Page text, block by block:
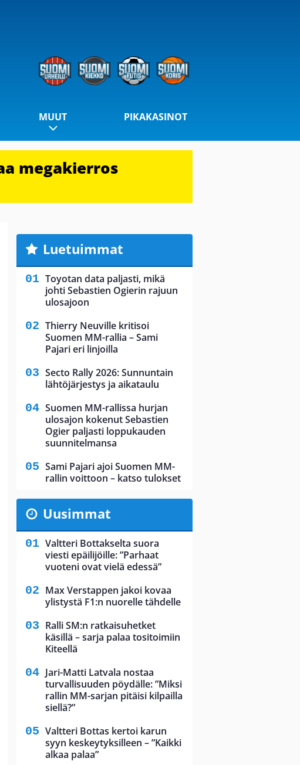
MUUT PIKAKASINOT
megakierros
Luetuimmat
Toyotan data paljasti, mikä
johti Sebastien Ogierin rajuun
ulosajoon
Thierry Neuville kritisoi
Suomen MM-rallia – Sami
Pajari eri linjoilla
Secto Rally 2026: Sunnuntain
lähtöjärjestys ja aikataulu
Suomen MM-rallissa hurjan
ulosajon kokenut Sebastien
Ogier paljasti loppukauden
suunnitelmansa
Sami Pajari ajoi Suomen MM-
rallin voittoon – katso tulokset
Uusimmat
Valtteri Bottakselta suora
viesti epäilijöille: ”Parhaat
vuoteni ovat vielä edessä”
Max Verstappen jakoi kovaa
ylistystä F1:n nuorelle tähdelle
Ralli SM:n ratkaisuhetket
käsillä – sarja palaa tositoimiin
Kiteellä
Jari-Matti Latvala nostaa
turvallisuuden pöydälle: ”Miksi
rallin MM-sarjan pitäisi kilpailla
siellä?”
Valtteri Bottas kertoi karun
syyn keskeytyksilleen – ”Kaikki
alkaa palaa”